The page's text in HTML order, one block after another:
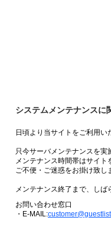
システムメンテナンスに
日頃より当サイトをご利用い
只今サーバメンテナンスを実
メンテナンス時間帯はサイト
ご不便・ご迷惑をお掛け致し
メンテナンス終了まで、しば
お問い合わせ窓口
・E-MAIL: